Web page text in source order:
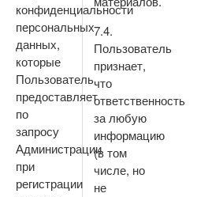
конфиденциальности
персональных
данных,
которые
Пользователь
предоставляет
по
запросу
Администрации
при
регистрации
7.4.
Пользователь
признает,
что
ответственность
за любую
информацию
(в том
числе, но
не